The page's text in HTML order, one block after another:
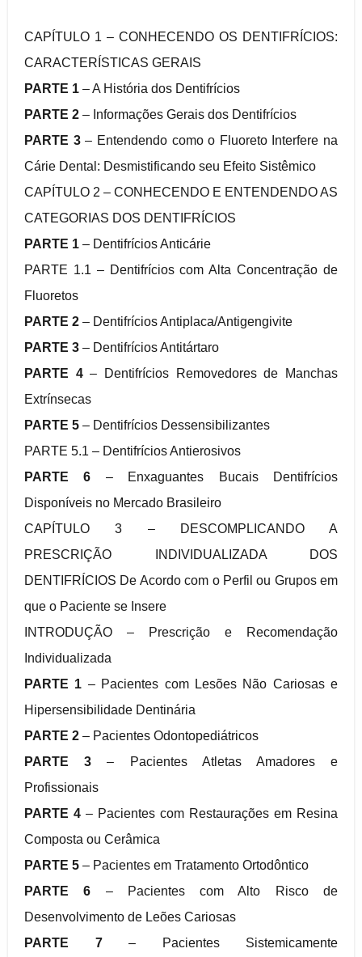
CAPÍTULO 1 – CONHECENDO OS DENTIFRÍCIOS:
CARACTERÍSTICAS GERAIS
PARTE 1 – A História dos Dentifrícios
PARTE 2 – Informações Gerais dos Dentifrícios
PARTE 3– Entendendo como o Fluoreto Interfere na
Cárie Dental: Desmistificando seu Efeito Sistêmico
CAPÍTULO 2 – CONHECENDO E ENTENDENDO AS
CATEGORIAS DOS DENTIFRÍCIOS
PARTE 1 – Dentifrícios Anticárie
PARTE 1.1 – Dentifrícios com Alta Concentração de
Fluoretos
PARTE 2 – Dentifrícios Antiplaca/Antigengivite
PARTE 3 – Dentifrícios Antitártaro
PARTE 4– Dentifrícios Removedores de Manchas
Extrínsecas
PARTE 5 – Dentifrícios Dessensibilizantes
PARTE 5.1 – Dentifrícios Antierosivos
PARTE 6 – Enxaguantes Bucais Dentifrícios
Disponíveis no Mercado Brasileiro
CAPÍTULO 3 – DESCOMPLICANDO A
PRESCRIÇÃO INDIVIDUALIZADA DOS
DENTIFRÍCIOS De Acordo com o Perfil ou Grupos em
que o Paciente se Insere
INTRODUÇÃO – Prescrição e Recomendação
Individualizada
PARTE 1 – Pacientes com Lesões Não Cariosas e
Hipersensibilidade Dentinária
PARTE 2 – Pacientes Odontopediátricos
PARTE 3 – Pacientes Atletas Amadores e
Profissionais
PARTE 4 – Pacientes com Restaurações em Resina
Composta ou Cerâmica
PARTE 5 – Pacientes em Tratamento Ortodôntico
PARTE 6 – Pacientes com Alto Risco de
Desenvolvimento de Leões Cariosas
PARTE 7– Pacientes Sistemicamente